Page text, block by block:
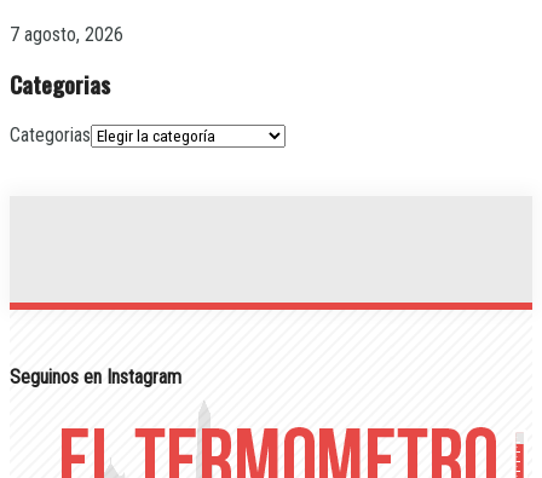
7 agosto, 2026
Categorias
Categorias
Seguinos en Instagram